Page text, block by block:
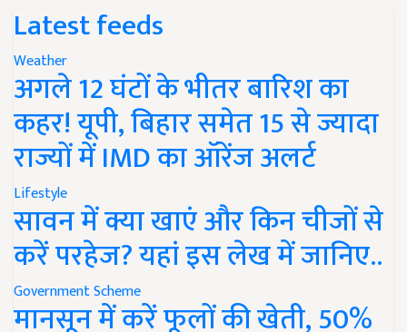
Latest feeds
Weather
अगले 12 घंटों के भीतर बारिश का
कहर! यूपी, बिहार समेत 15 से ज्यादा
राज्यों में IMD का ऑरेंज अलर्ट
Lifestyle
सावन में क्या खाएं और किन चीजों से
करें परहेज? यहां इस लेख में जानिए..
Government Scheme
मानसून में करें फूलों की खेती, 50%